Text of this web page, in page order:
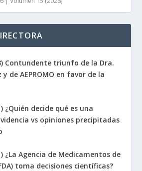
Contundente triunfo de la Dra.
de AEPROMO en favor de la
¿Quién decide qué es una
vs opiniones precipitadas
¿La Agencia de Medicamentos de
toma decisiones científicas?